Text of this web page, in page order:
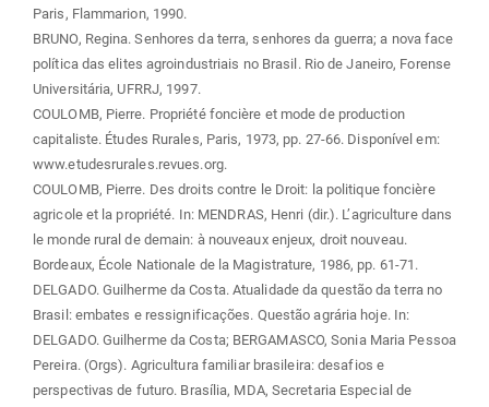
Paris, Flammarion, 1990.
BRUNO, Regina. Senhores da terra, senhores da guerra; a nova face
política das elites agroindustriais no Brasil. Rio de Janeiro, Forense
Universitária, UFRRJ, 1997.
COULOMB, Pierre. Propriété foncière et mode de production
capitaliste. Études Rurales, Paris, 1973, pp. 27-66. Disponível em:
www.etudesrurales.revues.org.
COULOMB, Pierre. Des droits contre le Droit: la politique foncière
agricole et la propriété. In: MENDRAS, Henri (dir.). L’agriculture dans
le monde rural de demain: à nouveaux enjeux, droit nouveau.
Bordeaux, École Nationale de la Magistrature, 1986, pp. 61-71.
DELGADO. Guilherme da Costa. Atualidade da questão da terra no
Brasil: embates e ressignificações. Questão agrária hoje. In:
DELGADO. Guilherme da Costa; BERGAMASCO, Sonia Maria Pessoa
Pereira. (Orgs). Agricultura familiar brasileira: desafios e
perspectivas de futuro. Brasília, MDA, Secretaria Especial de